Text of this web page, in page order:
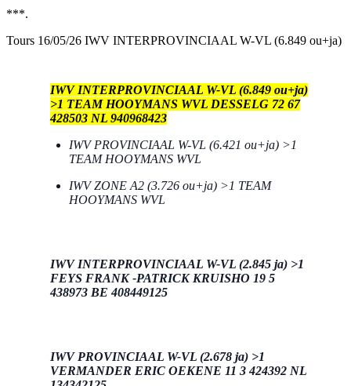
***.
Tours 16/05/26 IWV INTERPROVINCIAAL W-VL (6.849 ou+ja)
IWV INTERPROVINCIAAL W-VL (6.849 ou+ja)
>1 TEAM HOOYMANS WVL DESSELG 72 67
428503 NL 940968423
IWV PROVINCIAAL W-VL (6.421 ou+ja) >1
TEAM HOOYMANS WVL
IWV ZONE A2 (3.726 ou+ja) >1 TEAM
HOOYMANS WVL
IWV INTERPROVINCIAAL W-VL (2.845 ja) >1
FEYS FRANK -PATRICK KRUISHO 19 5
438973 BE 408449125
IWV PROVINCIAAL W-VL (2.678 ja) >1
VERMANDER ERIC OEKENE 11 3 424392 NL